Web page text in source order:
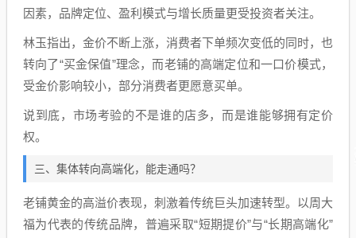
因素，品牌定位、盈利模式与增长质量更受投资者关注。
林玉指出，金价不断上涨，消费者下单频次变低的同时，也
转向了“买金保值”理念，而老铺的高端定位和一口价模式，
受金价影响较小，部分消费者更愿意买单。
说到底，市场考验的不是谁的店多，而是谁能够拥有定价
权。
三、集体转向高端化，能走通吗？
老铺黄金的高溢价表现，刺激着传统巨头加速转型。以周大
福为代表的传统品牌，普遍采取“短期提价”与“长期高端化”